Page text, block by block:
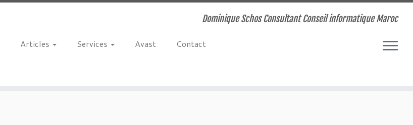
Dominique Schos Consultant Conseil informatique Maroc
Articles Services Avast Contact